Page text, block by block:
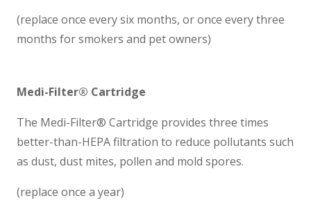
(replace once every six months, or once every three
months for smokers and pet owners)
Medi-Filter® Cartridge
The Medi-Filter® Cartridge provides three times
better-than-HEPA filtration to reduce pollutants such
as dust, dust mites, pollen and mold spores.
(replace once a year)